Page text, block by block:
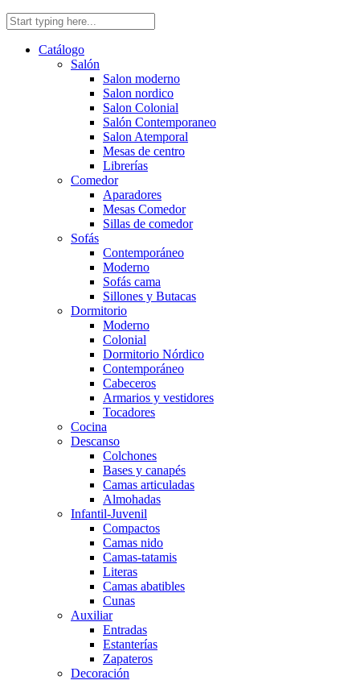
Catálogo
Salón
Salon moderno
Salon nordico
Salon Colonial
Salón Contemporaneo
Salon Atemporal
Mesas de centro
Librerías
Comedor
Aparadores
Mesas Comedor
Sillas de comedor
Sofás
Contemporáneo
Moderno
Sofás cama
Sillones y Butacas
Dormitorio
Moderno
Colonial
Dormitorio Nórdico
Contemporáneo
Cabeceros
Armarios y vestidores
Tocadores
Cocina
Descanso
Colchones
Bases y canapés
Camas articuladas
Almohadas
Infantil-Juvenil
Compactos
Camas nido
Camas-tatamis
Literas
Camas abatibles
Cunas
Auxiliar
Entradas
Estanterías
Zapateros
Decoración